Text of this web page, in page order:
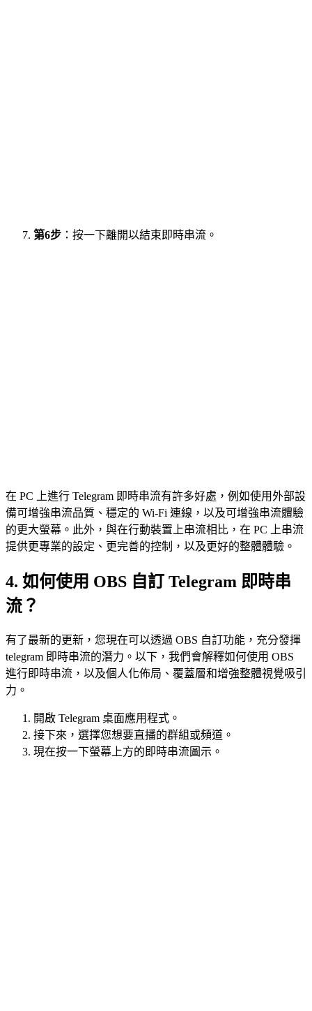
第6步 ：按一下離開以結束即時串流。
在 PC 上進行 Telegram 即時串流有許多好處，例如使用外部設
備可增強串流品質、穩定的 Wi-Fi 連線，以及可增強串流體驗
的更大螢幕。此外，與在行動裝置上串流相比，在 PC 上串流
提供更專業的設定、更完善的控制，以及更好的整體體驗。
4. 如何使用 OBS 自訂 Telegram 即時串
流？
有了最新的更新，您現在可以透過 OBS 自訂功能，充分發揮
telegram 即時串流的潛力。以下，我們會解釋如何使用 OBS
進行即時串流，以及個人化佈局、覆蓋層和增強整體視覺吸引
力。
開啟 Telegram 桌面應用程式。
接下來，選擇您想要直播的群組或頻道。
現在按一下螢幕上方的即時串流圖示。